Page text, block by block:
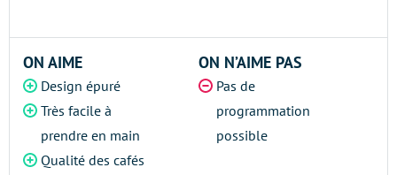
ON AIME
Design épuré
Très facile à
prendre en main
Qualité des cafés
ON N’AIME PAS
Pas de
programmation
possible